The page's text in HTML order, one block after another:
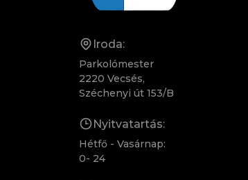
Iroda:
Parkolómester
2220 Vecsés,
Széchenyi út 153/B
Nyitvatartás:
Hétfő - Vasárnap:
0- 24